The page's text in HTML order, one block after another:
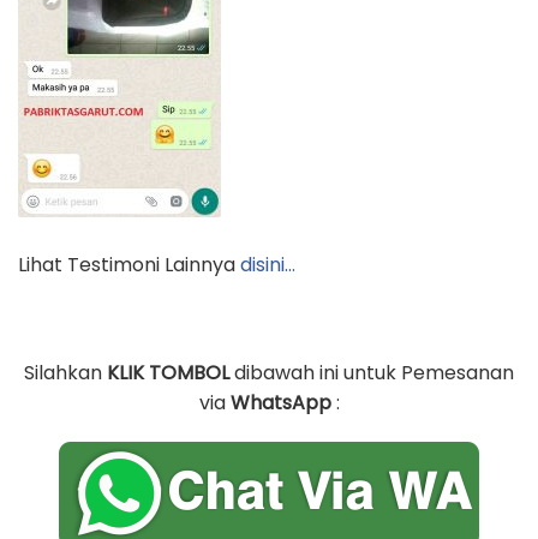
Lihat Testimoni Lainnyadisini…
Silahkan KLIK TOMBOLdibawah ini untuk Pemesanan
viaWhatsApp: